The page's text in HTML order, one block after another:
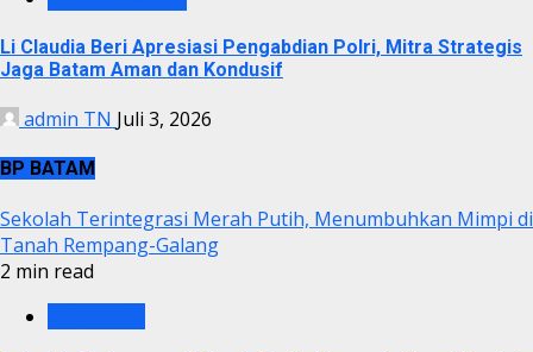
Li Claudia Beri Apresiasi Pengabdian Polri, Mitra Strategis
Jaga Batam Aman dan Kondusif
admin TN Juli 3, 2026
BP BATAM
Sekolah Terintegrasi Merah Putih, Menumbuhkan Mimpi di
Tanah Rempang-Galang
2 min read